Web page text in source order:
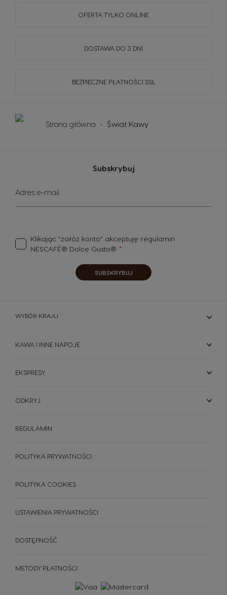
NAPOJE
EKSPRESY
OFERTA TYLKO ONLINE
DOSTAWA DO 3 DNI
BEZPIECZNE PŁATNOŚCI SSL
Strona główna Świat Kawy
Subskrybuj
Subskrybuj
nasz
newsletter:
Adres e-mail
Klikając “załóż konto” akceptuję regulamin
NESCAFÉ® Dolce Gusto®
SUBSKRYBUJ
WYBÓR KRAJU
KAWA I INNE NAPOJE
EKSPRESY
ODKRYJ
METODY PŁATNOŚCI
REGULAMIN
POLITYKA PRYWATNOŚCI
POLITYKA COOKIES
USTAWIENIA PRYWATNOŚCI
DOSTĘPNOŚĆ